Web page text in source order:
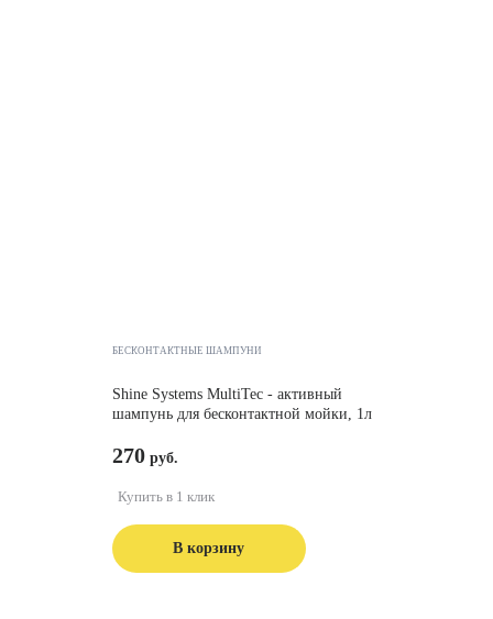
БЕСКОНТАКТНЫЕ ШАМПУНИ
Shine Systems MultiTec - активный
шампунь для бесконтактной мойки, 1л
270
В корзину
Купить в 1 клик